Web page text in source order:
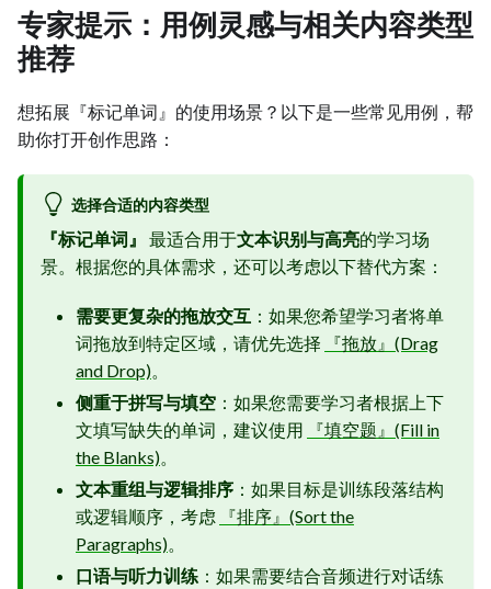
专家提示：用例灵感与相关内容类型
推荐
想拓展『标记单词』的使用场景？以下是一些常见用例，帮
助你打开创作思路：
选择合适的内容类型
『标记单词』
最适合用于文本识别与高亮的学习场
景。根据您的具体需求，还可以考虑以下替代方案：
需要更复杂的拖放交互 ：如果您希望学习者将单
词拖放到特定区域，请优先选择
『拖放』(Drag
and Drop)。
侧重于拼写与填空 ：如果您需要学习者根据上下
文填写缺失的单词，建议使用
『填空题』(Fill in
the Blanks)。
文本重组与逻辑排序 ：如果目标是训练段落结构
或逻辑顺序，考虑
『排序』(Sort the
Paragraphs)。
口语与听力训练 ：如果需要结合音频进行对话练